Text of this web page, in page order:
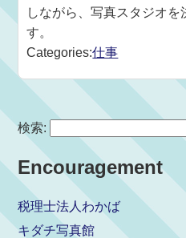
しながら、写真スタジオ
す。
Categories:仕事
検索:
Encouragement
税理士法人わかば
キダチ写真館